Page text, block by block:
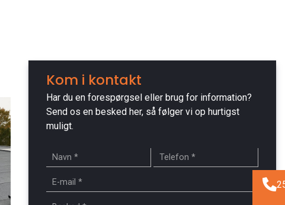
Kom i kontakt
Har du en forespørgsel eller brug for information?
Send os en besked her, så følger vi op hurtigst
muligt.